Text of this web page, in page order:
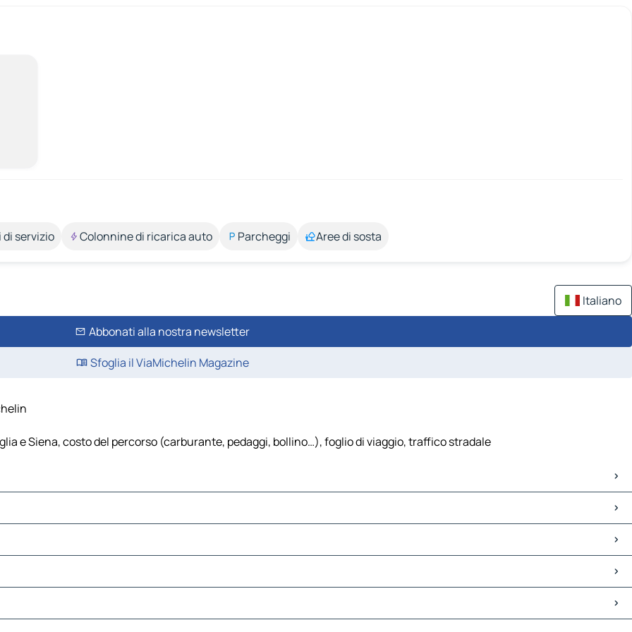
servizio Colonnine di ricarica auto Parcheggi Aree di sosta
Italiano
Abbonati alla nostra newsletter
Sfoglia il ViaMichelin Magazine
e Siena, costo del percorso (carburante, pedaggi, bollino…), foglio di viaggio, traffico stradale